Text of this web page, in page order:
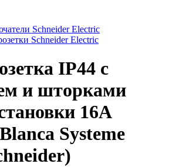
Schneider Electric
Schneider Electric
IP44 с
и шторками
16А
Systeme